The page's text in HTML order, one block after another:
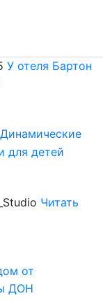
У отеля Бартон
Динамические
для детей
Читать
от
ДОН